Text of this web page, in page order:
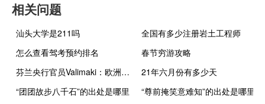
相关问题
汕头大学是211吗
全国有多少注册岩土工程师
怎么查看驾考预约排名
春节穷游攻略
芬兰央行官员Valimaki：欧洲央行对下次决策“持完全开放的态度”
21年六月份有多少天
“团团故步八千石”的出处是哪里
“尊前掩笑意难知”的出处是哪里